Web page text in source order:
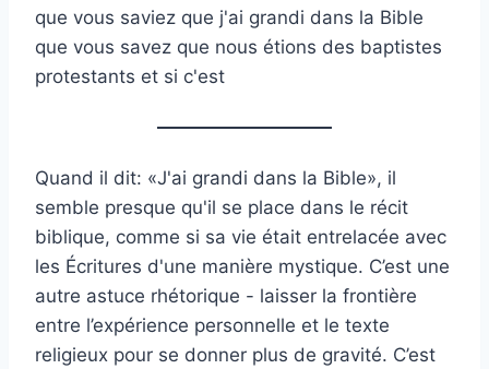
que vous saviez que j'ai grandi dans la Bible
que vous savez que nous étions des baptistes
protestants et si c'est
Quand il dit: «J'ai grandi dans la Bible», il
semble presque qu'il se place dans le récit
biblique, comme si sa vie était entrelacée avec
les Écritures d'une manière mystique. C’est une
autre astuce rhétorique - laisser la frontière
entre l’expérience personnelle et le texte
religieux pour se donner plus de gravité. C’est